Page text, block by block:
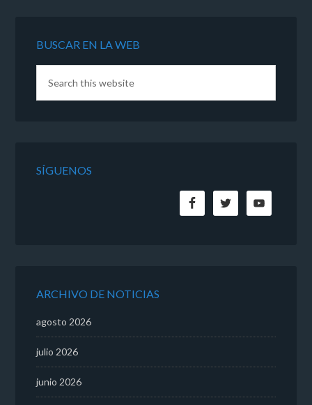
BUSCAR EN LA WEB
SÍGUENOS
ARCHIVO DE NOTICIAS
agosto 2026
julio 2026
junio 2026